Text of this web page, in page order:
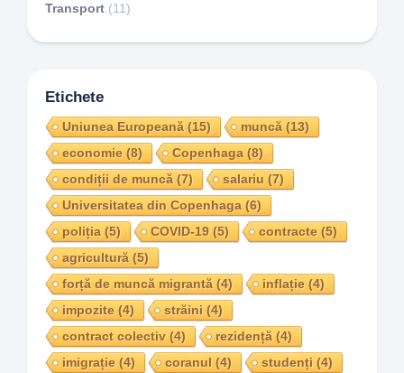
Transport (11)
Etichete
Uniunea Europeană (15) muncă (13)
economie (8) Copenhaga (8)
condiții de muncă (7) salariu (7)
Universitatea din Copenhaga (6)
poliția (5) COVID-19 (5) contracte (5)
agricultură (5)
forță de muncă migrantă (4) inflație (4)
impozite (4) străini (4)
contract colectiv(4) rezidență (4)
imigrație (4) coranul (4) studenți (4)